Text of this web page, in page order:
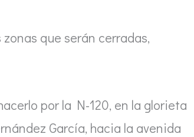
que serán cerradas,
por la N-120, en la glorieta
García, hacia la avenida